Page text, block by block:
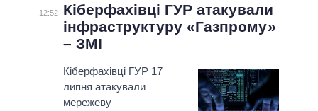
12:52
Кіберфахівці ГУР атакували
інфраструктуру «Газпрому»
– ЗМI
Кіберфахівці ГУР 17
липня атакували
мережеву